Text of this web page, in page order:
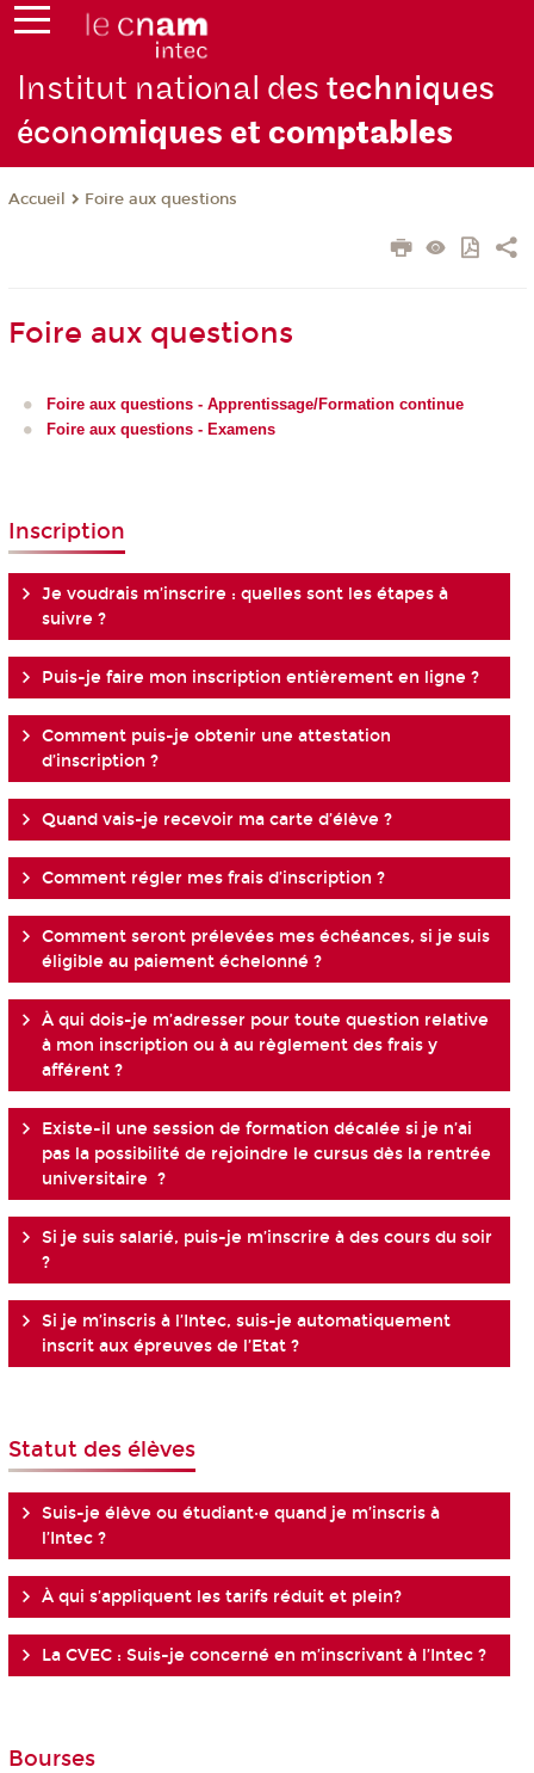
Institut national destechniques
économiques et comptables
Accueil Foire aux questions
Foire aux questions
Foire aux questions - Apprentissage/Formation continue
Foire aux questions - Examens
Inscription
Je voudrais m’inscrire : quelles sont les étapes à
suivre ?
Puis-je faire mon inscription entièrement en ligne ?
Comment puis-je obtenir une attestation
d’inscription ?
Quand vais-je recevoir ma carte d’élève ?
Comment régler mes frais d’inscription ?
Comment seront prélevées mes échéances, si je suis
éligible au paiement échelonné ?
À qui dois-je m’adresser pour toute question relative
à mon inscription ou à au règlement des frais y
afférent ?
Existe-il une session de formation décalée si je n’ai
pas la possibilité de rejoindre le cursus dès la rentrée
universitaire ?
Si je suis salarié, puis-je m’inscrire à des cours du soir
?
Si je m’inscris à l’Intec, suis-je automatiquement
inscrit aux épreuves de l’Etat ?
Statut des élèves
Suis-je élève ou étudiant·e quand je m’inscris à
l’Intec ?
À qui s’appliquent les tarifs réduit et plein?
La CVEC : Suis-je concerné en m’inscrivant à l’Intec ?
Bourses